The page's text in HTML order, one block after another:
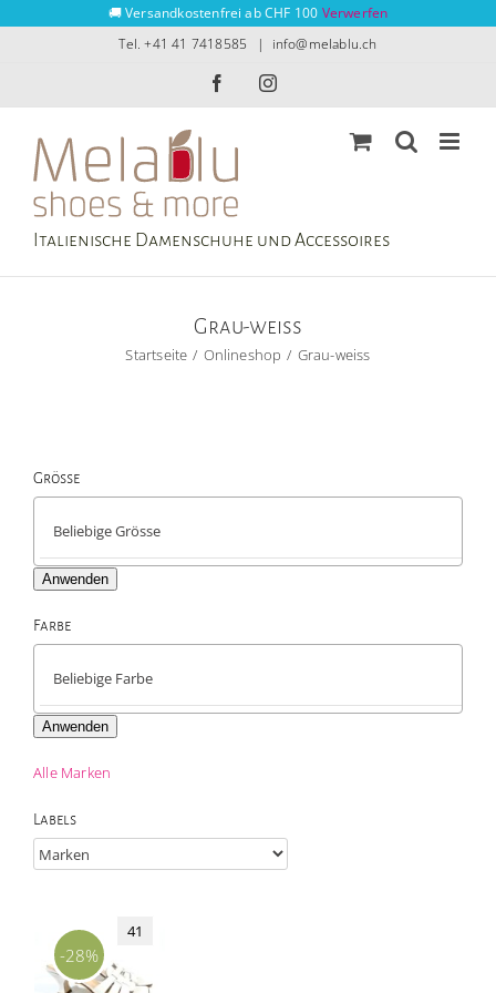
🚚 Versandkostenfrei ab CHF 100 Verwerfen
Tel. +41 41 7418585 | info@melablu.ch
FacebookInstagram
Italienische Damenschuhe und Accessoires
Grau-weiss
Startseite Onlineshop Grau-weiss
-28%
41
Grösse
Anwenden
Farbe
Anwenden
Alle Marken
Labels